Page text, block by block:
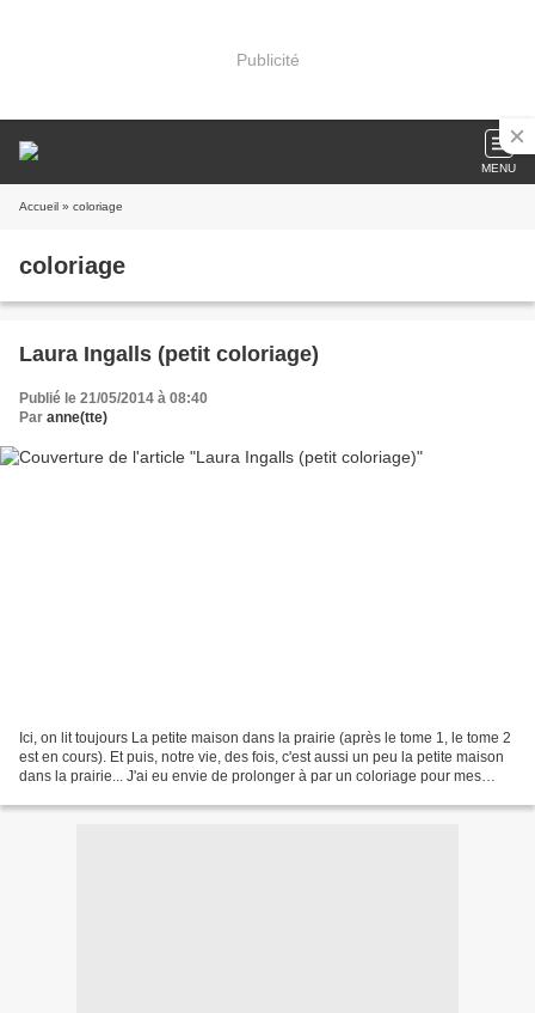
Publicité
MENU
Accueil » coloriage
coloriage
Laura Ingalls (petit coloriage)
Publié le 21/05/2014 à 08:40
Par anne(tte)
Ici, on lit toujours La petite maison dans la prairie (après le tome 1, le tome 2
est en cours). Et puis, notre vie, des fois, c'est aussi un peu la petite maison
dans la prairie... J'ai eu envie de prolonger à par un coloriage pour mes